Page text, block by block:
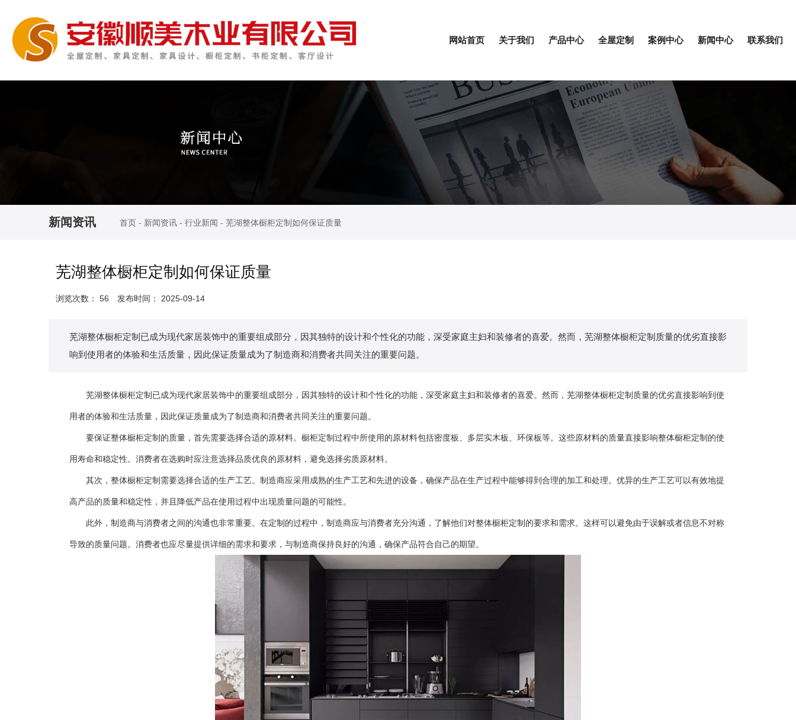
网站首页 关于我们 产品中心 全屋定制 案例中心 新闻中心 联系我们
新闻资讯 首页 - 新闻资讯 - 行业新闻 - 芜湖整体橱柜定制如何保证质量
芜湖整体橱柜定制如何保证质量
浏览次数： 56 发布时间： 2025-09-14
芜湖整体橱柜定制已成为现代家居装饰中的重要组成部分，因其独特的设计和个性化的功能，深受家庭主妇和装修者的喜爱。然而，芜湖整体橱柜定制质量的优劣直接影
响到使用者的体验和生活质量，因此保证质量成为了制造商和消费者共同关注的重要问题。
芜湖整体橱柜定制已成为现代家居装饰中的重要组成部分，因其独特的设计和个性化的功能，深受家庭主妇和装修者的喜爱。然而，芜湖整体橱柜定制质量的优劣直接影响到使
用者的体验和生活质量，因此保证质量成为了制造商和消费者共同关注的重要问题。
要保证整体橱柜定制的质量，首先需要选择合适的原材料。橱柜定制过程中所使用的原材料包括密度板、多层实木板、环保板等。这些原材料的质量直接影响整体橱柜定制的使
用寿命和稳定性。消费者在选购时应注意选择品质优良的原材料，避免选择劣质原材料。
其次，整体橱柜定制需要选择合适的生产工艺。制造商应采用成熟的生产工艺和先进的设备，确保产品在生产过程中能够得到合理的加工和处理。优异的生产工艺可以有效地提
高产品的质量和稳定性，并且降低产品在使用过程中出现质量问题的可能性。
此外，制造商与消费者之间的沟通也非常重要。在定制的过程中，制造商应与消费者充分沟通，了解他们对整体橱柜定制的要求和需求。这样可以避免由于误解或者信息不对称
导致的质量问题。消费者也应尽量提供详细的需求和要求，与制造商保持良好的沟通，确保产品符合自己的期望。